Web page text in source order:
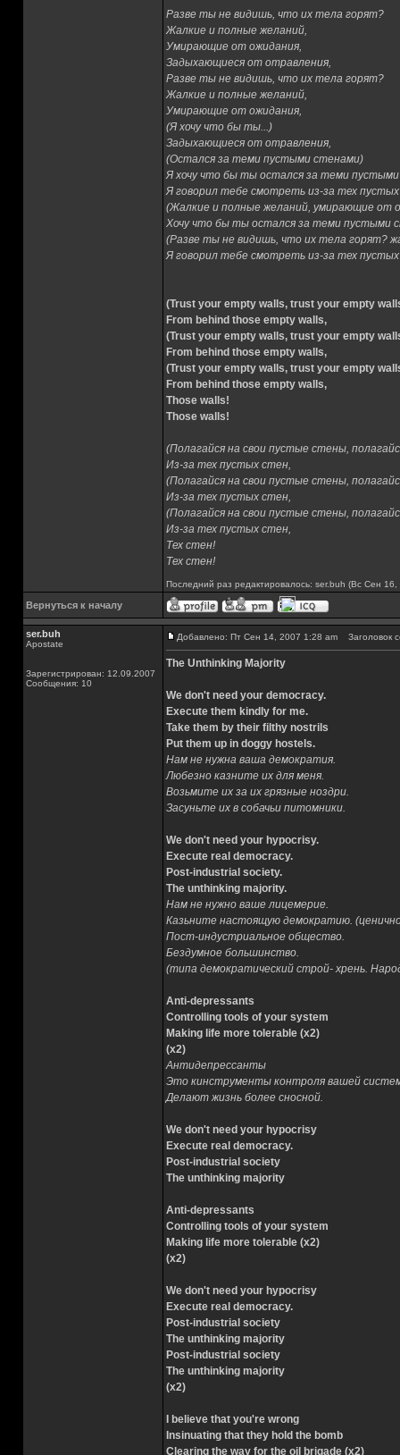
Разве ты не видишь, что их тела горят?
Жалкие и полные желаний,
Умирающие от ожидания,
Задыхающиеся от отравления,
Разве ты не видишь, что их тела горят?
Жалкие и полные желаний,
Умирающие от ожидания,
(Я хочу что бы ты...)
Задыхающиеся от отравления,
(Остался за теми пустыми стенами)
Я хочу что бы ты остался за теми
Я говорил тебе смотреть из-за тех
(Жалкие и полные желаний, умирающие от
Хочу что бы ты остался за теми пустыми
(Разве ты не видишь, что их тела горят?
Я говорил тебе смотреть из-за тех
(Trust your empty walls, trust your empty
From behind those empty walls,
(Trust your empty walls, trust your empty
From behind those empty walls,
(Trust your empty walls, trust your empty
From behind those empty walls,
Those walls!
Those walls!
(Полагайся на свои пустые стены,
Из-за тех пустых стен,
(Полагайся на свои пустые стены,
Из-за тех пустых стен,
(Полагайся на свои пустые стены,
Из-за тех пустых стен,
Тех стен!
Тех стен!
Последний раз редактировалось: ser.buh (Вс Сен
Вернуться к началу
ser.buh
Apostate
Зарегистрирован: 12.09.2007
Сообщения: 10
Добавлено: Пт Сен 14, 2007 1:28 am Заголовок
The Unthinking Majority
We don't need your democracy.
Execute them kindly for me.
Take them by their filthy nostrils
Put them up in doggy hostels.
Нам не нужна ваша демократия.
Любезно казните их для меня.
Возьмите их за их грязные ноздри.
Засуньте их в собачьи питомники.
We don't need your hypocrisy.
Execute real democracy.
Post-industrial society.
The unthinking majority.
Нам не нужно ваше лицемерие.
Казьните настоящую демократию.
Пост-индустриальное общество.
Бездумное большинство.
(типа демократический строй- хрень.
Anti-depressants
Controlling tools of your system
Making life more tolerable (x2)
(x2)
Антидепрессанты
Это кинструменты контроля вашей
Делают жизнь более сносной.
We don't need your hypocrisy
Execute real democracy.
Post-industrial society
The unthinking majority
Anti-depressants
Controlling tools of your system
Making life more tolerable (x2)
(x2)
We don't need your hypocrisy
Execute real democracy.
Post-industrial society
The unthinking majority
Post-industrial society
The unthinking majority
(x2)
I believe that you're wrong
Insinuating that they hold the bomb
Clearing the way for the oil brigade (x2)